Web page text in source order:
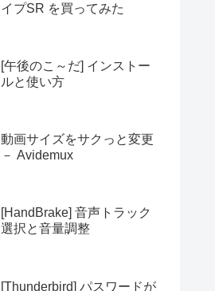
イプSR を買ってみた
[午後のこ～だ] インストー
ルと使い方
動画サイズをサクっと変更
－ Avidemux
[HandBrake] 音声トラック
選択と音量調整
[Thunderbird] パスワードが